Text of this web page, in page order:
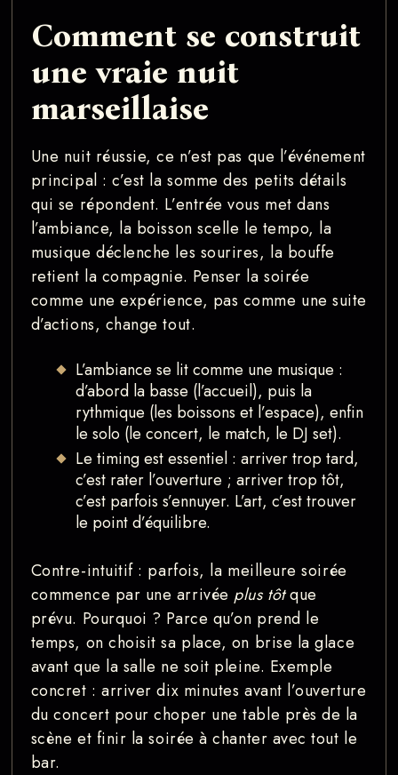
Comment se construit
une vraie nuit
marseillaise
Une nuit réussie, ce n’est pas que l’événement
principal : c’est la somme des petits détails
qui se répondent. L’entrée vous met dans
l’ambiance, la boisson scelle le tempo, la
musique déclenche les sourires, la bouffe
retient la compagnie. Penser la soirée
comme une expérience, pas comme une suite
d’actions, change tout.
L’ambiance se lit comme une musique :
d’abord la basse (l’accueil), puis la
rythmique (les boissons et l’espace), enfin
le solo (le concert, le match, le DJ set).
Le timing est essentiel : arriver trop tard,
c’est rater l’ouverture ; arriver trop tôt,
c’est parfois s’ennuyer. L’art, c’est trouver
le point d’équilibre.
Contre-intuitif : parfois, la meilleure soirée
commence par une arrivée plus tôtque
prévu. Pourquoi ? Parce qu’on prend le
temps, on choisit sa place, on brise la glace
avant que la salle ne soit pleine. Exemple
concret : arriver dix minutes avant l’ouverture
du concert pour choper une table près de la
scène et finir la soirée à chanter avec tout le
bar.